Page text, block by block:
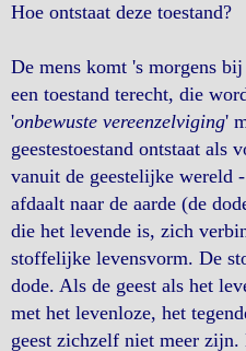
Hoe ontstaat deze toestand?
De mens komt 's morgens
een toestand terecht, die
'onbewuste vereenzelviging'
geestestoestand ontstaat als
vanuit de geestelijke wereld
afdaalt naar de aarde (de
die het levende is, zich
stoffelijke levensvorm. De
dode. Als de geest als het
met het levenloze, het
geest zichzelf niet meer